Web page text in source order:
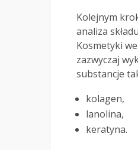
Kolejnym
analiza
Kosmetyki
zazwyczaj
substancje
kolagen,
lanolina,
keratyna.